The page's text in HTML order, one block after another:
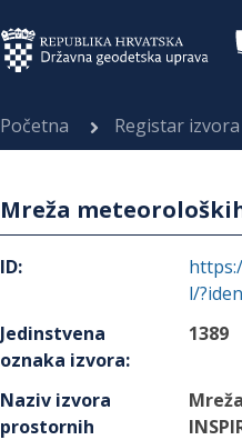
Početna Registar
Mreža
ID:
l/
Jedinstvena
oznaka izvora:
1389
Naziv izvora
prostornih